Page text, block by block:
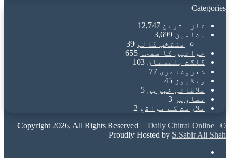
Categories
تازہ ترین 12,747
مضامین 3,699
منتخب کالم 39
خواتین کا صفحہ
655
گلگت بلتستان 103
شعروشاعری 77
ویڈیوز 45
علاقائی خبریں 5
تصاویر 3
ملازمت کے مواقع 2
© Copyright 2026, All Rights Reserved |
Daily Chitral Online |
Proudly Hosted by S.Sabir Ali Shah